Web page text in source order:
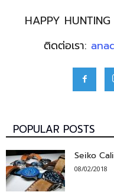
HAPPY
ติดต่อเรา:
POPULAR POSTS
Seiko
08/02/2018